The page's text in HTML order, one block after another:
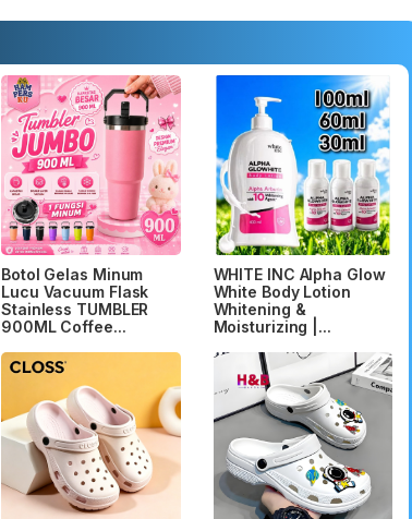
Botol Gelas Minum
Lucu Vacuum Flask
Stainless TUMBLER
900ML Coffee...
WHITE INC Alpha Glow
White Body Lotion
Whitening &
Moisturizing |...